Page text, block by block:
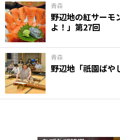
青森
野辺地の紅サー
よ！」第27回
青森
野辺地「祇園ばや